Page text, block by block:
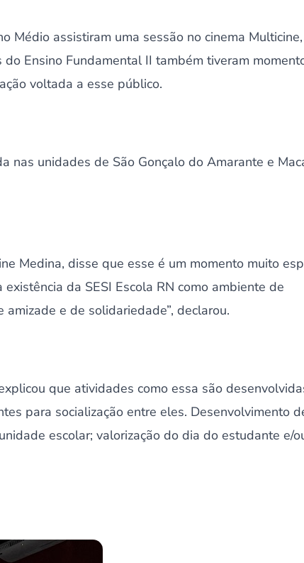
Médio assistiram uma sessão no cinema
Ensino Fundamental II também tiveram
voltada a esse público.
nas unidades de São Gonçalo do Amarante e
Medina, disse que esse é um momento muito
da SESI Escola RN como ambiente de
e de solidariedade”, declarou.
que atividades como essa são
para socialização entre eles. Desenvolvimento
escolar; valorização do dia do estudante e/